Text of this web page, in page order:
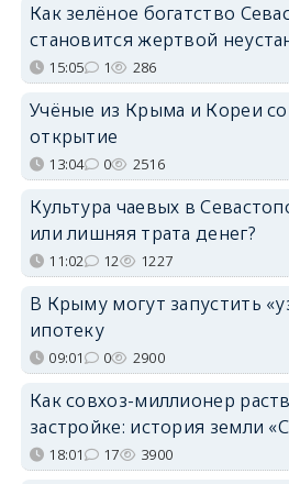
Как зелёное богатство
становится жертвой
15:05 1 286
Учёные из Крыма и Кореи
открытие
13:04 0 2516
Культура чаевых в
или лишняя трата денег?
11:02 12 1227
В Крыму могут запустить
ипотеку
09:01 0 2900
Как совхоз-миллионер
застройке: история земли
18:01 17 3900